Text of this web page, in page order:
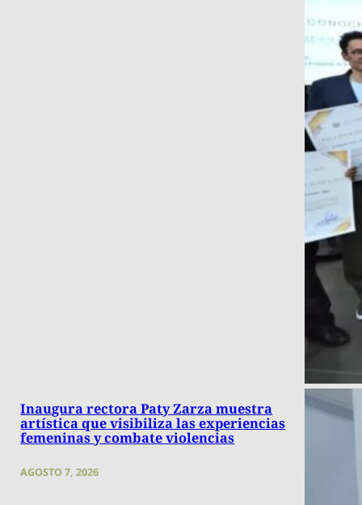
Inaugura rectora Paty Zarza muestra
artística que visibiliza las experiencias
femeninas y combate violencias
AGOSTO 7, 2026